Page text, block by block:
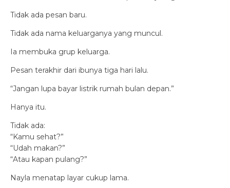
Tidak ada pesan baru.
Tidak ada nama keluarganya yang muncul.
Ia membuka grup keluarga.
Pesan terakhir dari ibunya tiga hari lalu.
“Jangan lupa bayar listrik rumah bulan depan.”
Hanya itu.
Tidak ada:
“Kamu sehat?”
“Udah makan?”
“Atau kapan pulang?”
Nayla menatap layar cukup lama.